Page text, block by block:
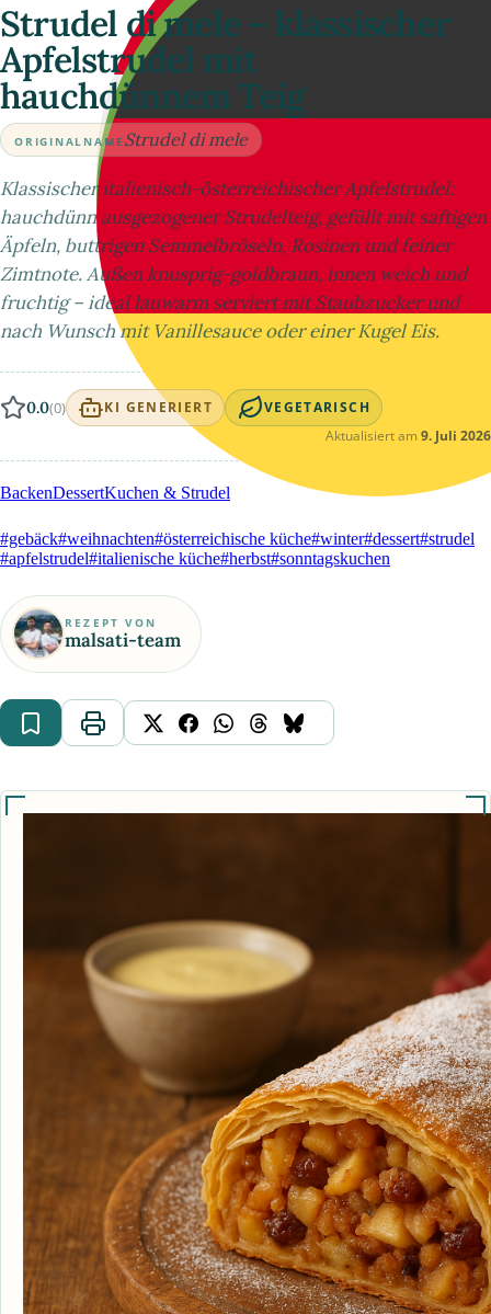
Strudel di mele – klassischer
Apfelstrudel mit
hauchdünnem Teig
ORIGINALNAME Strudel di mele
Klassischer italienisch-österreichischer Apfelstrudel:
hauchdünn ausgezogener Strudelteig, gefüllt mit saftigen
Äpfeln, buttrigen Semmelbröseln, Rosinen und feiner
Zimtnote. Außen knusprig-goldbraun, innen weich und
fruchtig – ideal lauwarm serviert mit Staubzucker und
nach Wunsch mit Vanillesauce oder einer Kugel Eis.
0.0(0) KI GENERIERT VEGETARISCH
Aktualisiert am 9. Juli 2026
BackenDessertKuchen & Strudel
#gebäck#weihnachten#österreichische küche#winter#dessert#strudel
#apfelstrudel#italienische küche#herbst#sonntagskuchen
REZEPT VON
malsati-team